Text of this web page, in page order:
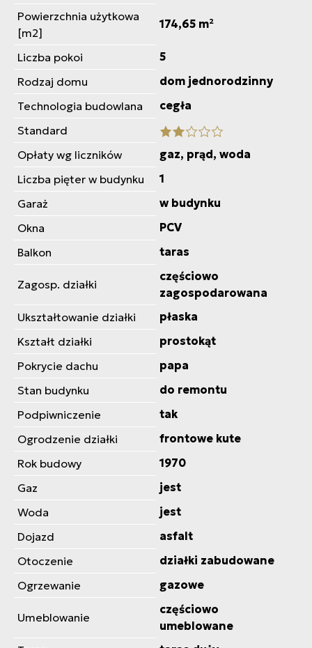
Powierzchnia użytkowa
[m2]
174,65 m²
Liczba pokoi
5
Rodzaj domu
dom jednorodzinny
Technologia budowlana
cegła
Standard
Opłaty wg liczników
gaz, prąd, woda
Liczba pięter w budynku
1
Garaż
w budynku
Okna
PCV
Balkon
taras
Zagosp. działki
częściowo
zagospodarowana
Ukształtowanie działki
płaska
Kształt działki
prostokąt
Pokrycie dachu
papa
Stan budynku
do remontu
Podpiwniczenie
tak
Ogrodzenie działki
frontowe kute
Rok budowy
1970
Gaz
jest
Woda
jest
Dojazd
asfalt
Otoczenie
działki zabudowane
Ogrzewanie
gazowe
Umeblowanie
częściowo
umeblowane